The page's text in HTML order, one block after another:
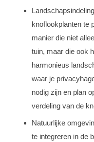
knoflookplanten te
manier die niet
tuin, maar die ook
harmonieus
waar je
nodig zijn en plan
verdeling van de
Natuurlijke
te integreren in de